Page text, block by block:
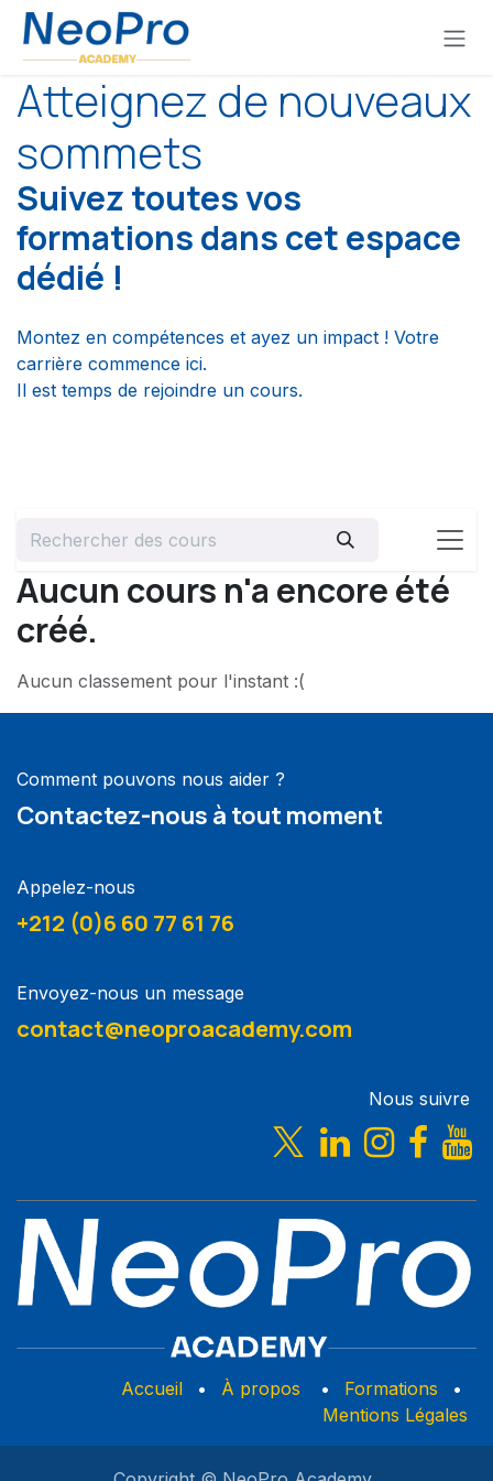
Se rendre au contenu
Atteignez de nouveaux
sommets​
Suivez toutes vos
formations dans cet espace
dédié !
Montez en compétences et ayez un impact ! Votre
carrière commence ici.
Il est temps de rejoindre un cours.
Aucun classement pour l'instant :(
Aucun cours n'a encore été
créé.
Comment pouvons nous aider ?
Contactez-nous à tout moment
Appelez-nous
+212 (0)6 60 77 61 76
Envoyez-nous un message
contact@neoproacademy.com
Nous suivre
Accueil • À propos • Formations
•
Mentions Légales